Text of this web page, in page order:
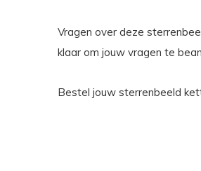
Vragen over deze
klaar om jouw vragen te
Bestel jouw sterrenbeeld